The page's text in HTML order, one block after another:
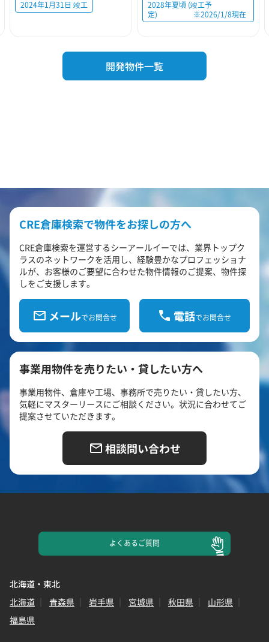
2024年1月31日 竣工
2028年夏頃 (竣工予
定) ※2026/1/8現在
開発物件一覧
CRE倉庫検索で物件をお探しの方へ
CRE倉庫検索を運営するシーアールイーでは、業界トップク
ラスのネットワークを活用し、経験豊かなプロフェッショナ
ルが、お客様のご要望に合わせた物件情報のご提案、物件探
しをご支援します。
メールでお問合せ 電話でお問合せ
事業用物件を売りたい・貸したい方へ
事業用物件、倉庫や工場、事務所で売りたい・貸したい方、
気軽にマスターリースにご相談ください。状況に合わせてご
提案させていただきます。
相談問い合わせ
よくあるご質問
北海道・東北
北海道
青森県 岩手県 宮城県 秋田県
山形県
福島県